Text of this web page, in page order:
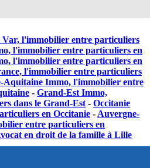
Var, l'immobilier entre particuliers
l'immobilier entre particuliers en
l'immobilier entre particuliers en
l'immobilier entre particuliers
Aquitaine Immo, l'immobilier entre
- Grand-Est Immo,
dans le Grand-Est - Occitanie
en Occitanie - Auvergne-
entre particuliers en
en droit de la famille à Lille